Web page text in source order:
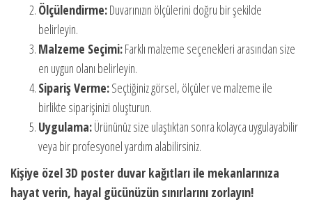
Ölçülendirme:Duvarınızın ölçülerini doğru bir şekilde
belirleyin.
Malzeme Seçimi:Farklı malzeme seçenekleri arasından size
en uygun olanı belirleyin.
Sipariş Verme:Seçtiğiniz görsel, ölçüler ve malzeme ile
birlikte siparişinizi oluşturun.
Uygulama:Ürününüz size ulaştıktan sonra kolayca uygulayabilir
veya bir profesyonel yardım alabilirsiniz.
Kişiye özel 3D poster duvar kağıtları ile mekanlarınıza
hayat verin, hayal gücünüzün sınırlarını zorlayın!